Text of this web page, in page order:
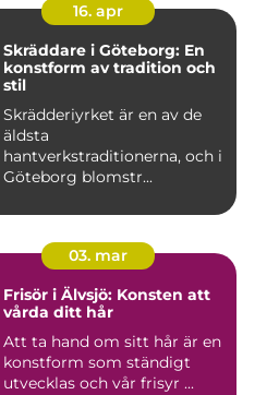
16. apr
Skräddare i Göteborg: En
konstform av tradition och
stil
Skrädderiyrket är en av de
äldsta
hantverkstraditionerna, och i
Göteborg blomstr...
03. mar
Frisör i Älvsjö: Konsten att
vårda ditt hår
Att ta hand om sitt hår är en
konstform som ständigt
utvecklas och vår frisyr ...